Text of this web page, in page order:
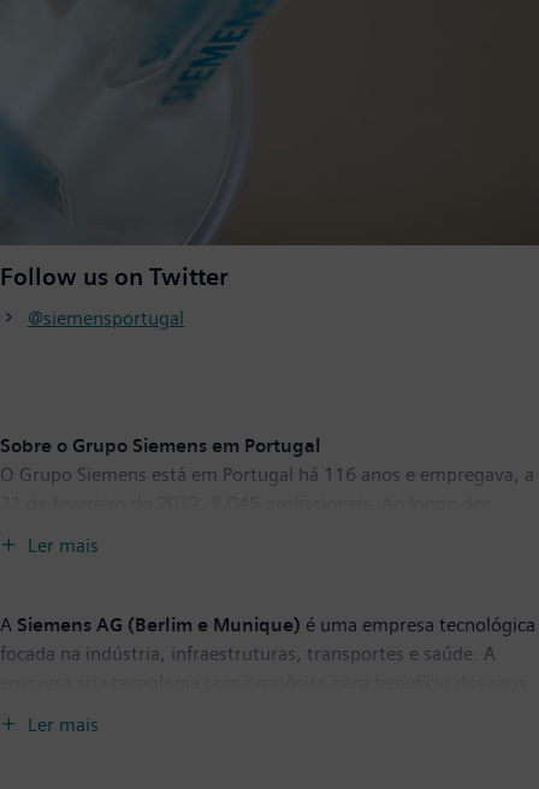
Follow us on Twitter
@siemensportugal
Sobre o Grupo Siemens em Portugal
O Grupo Siemens está em Portugal há 116 anos e empregava, a
partilhados, que exportam soluções e serviçosmade inPortugal
para os cinco continentes. Para mais informações visite
Ler mais
A Siemens AG (Berlim e Munique) é uma empresa tecnológica
focada na indústria, infraestruturas, transportes e saúde. A
Ler mais